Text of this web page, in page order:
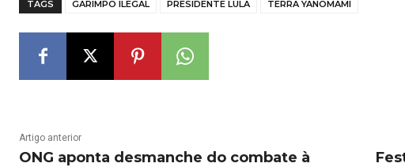
TAGS GARIMPO ILEGAL PRESIDENTE LULA TERRA YANOMAMI
Artigo anterior
ONG aponta desmanche do combate à